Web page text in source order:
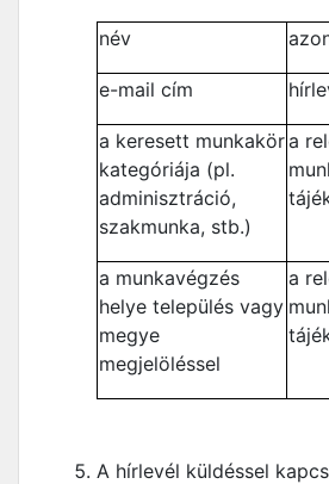
név
e-mail cím
a keresett munkakör
kategóriája (pl.
adminisztráció,
szakmunka, stb.)
a
a munkavégzés
helye település vagy
megye
megjelöléssel
a
A hírlevél küldéssel